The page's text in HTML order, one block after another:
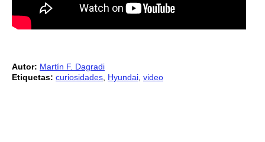
Autor: Martín F. Dagradi
Etiquetas: curiosidades Hyundai video